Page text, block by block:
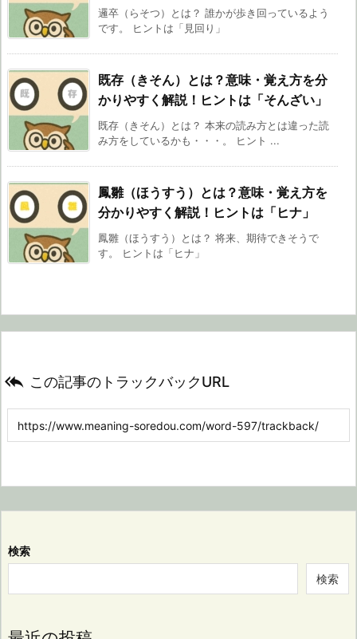
邏卒（らそつ）とは？ 誰かが歩き回っているよう
です。 ヒントは「見回り」
既存（きそん）とは？意味・覚え方を分
かりやすく解説！ヒントは「そんざい」
既存（きそん）とは？ 本来の読み方とは違った読
み方をしているかも・・・。 ヒント ...
鳳雛（ほうすう）とは？意味・覚え方を
分かりやすく解説！ヒントは「ヒナ」
鳳雛（ほうすう）とは？ 将来、期待できそうで
す。 ヒントは「ヒナ」
 この記事のトラックバックURL
検索
検索